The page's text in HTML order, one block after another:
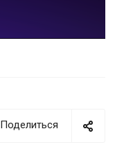
Поделиться